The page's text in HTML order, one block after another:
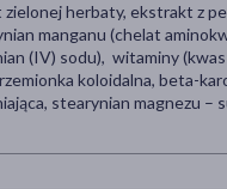
herbaty, ekstrakt z
manganu (chelat
(IV) sodu), witaminy
koloidalna, beta-
stearynian magnezu –